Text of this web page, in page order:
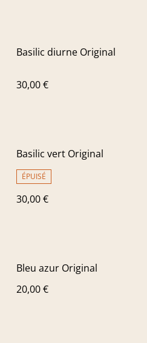
Basilic diurne Original
30,00 €
Basilic vert Original
ÉPUISÉ
30,00 €
Bleu azur Original
20,00 €